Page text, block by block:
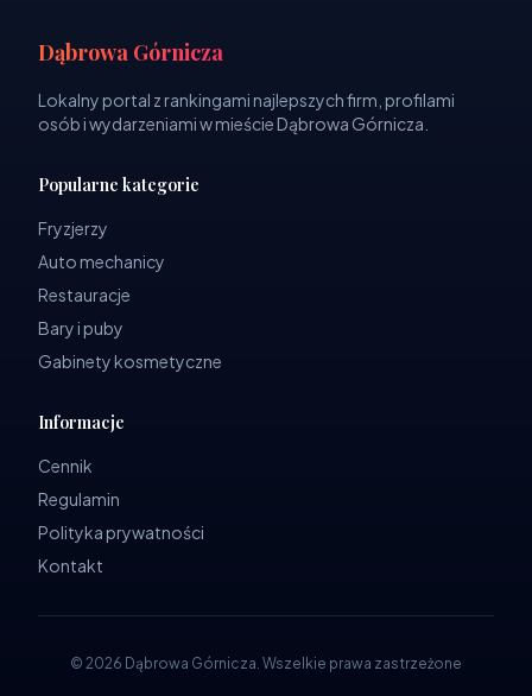
Dąbrowa Górnicza
Lokalny portal z rankingami najlepszych firm, profilami
osób i wydarzeniami w mieście Dąbrowa Górnicza.
Popularne kategorie
Fryzjerzy
Auto mechanicy
Restauracje
Bary i puby
Gabinety kosmetyczne
Informacje
Cennik
Regulamin
Polityka prywatności
Kontakt
© 2026 Dąbrowa Górnicza. Wszelkie prawa zastrzeżone